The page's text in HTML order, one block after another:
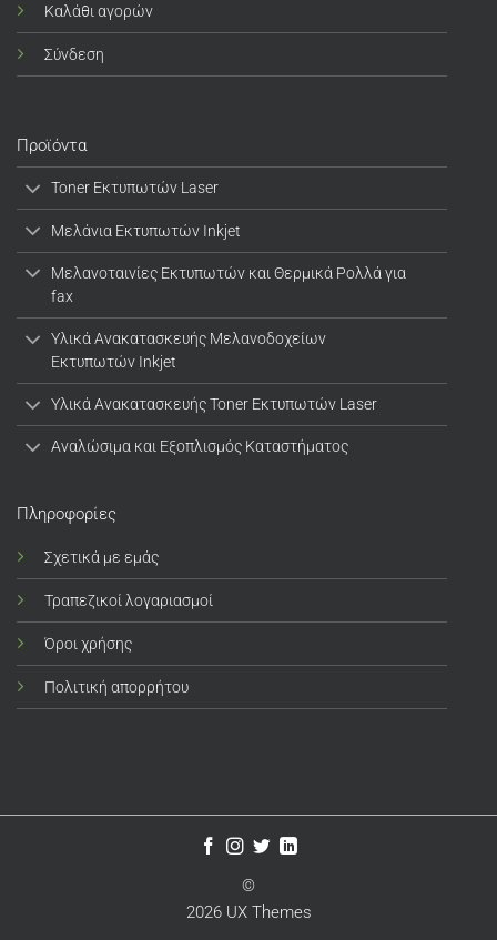
Καλάθι αγορών
Σύνδεση
Προϊόντα
Toner Εκτυπωτών Laser
Μελάνια Εκτυπωτών Inkjet
Μελανοταινίες Εκτυπωτών και Θερμικά Ρολλά για
fax
Υλικά Ανακατασκευής Μελανοδοχείων
Εκτυπωτών Inkjet
Υλικά Ανακατασκευής Toner Εκτυπωτών Laser
Αναλώσιμα και Εξοπλισμός Καταστήματος
Πληροφορίες
Σχετικά με εμάς
Τραπεζικοί λογαριασμοί
Όροι χρήσης
Πολιτική απορρήτου
©
2026 UX Themes